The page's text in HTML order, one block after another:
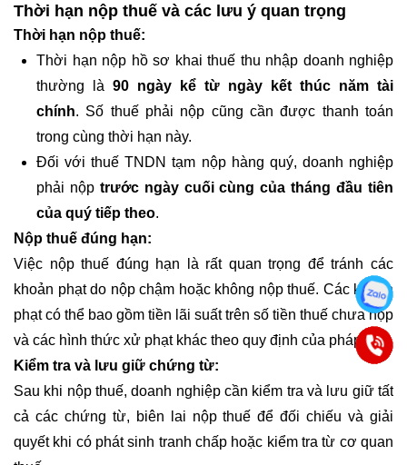
Thời hạn nộp thuế và các lưu ý quan trọng
Thời hạn nộp thuế:
Thời hạn nộp hồ sơ khai thuế thu nhập doanh nghiệp
thường là 90 ngày kể từ ngày kết thúc năm tài
chính. Số thuế phải nộp cũng cần được thanh toán
trong cùng thời hạn này.
Đối với thuế TNDN tạm nộp hàng quý, doanh nghiệp
phải nộp trước ngày cuối cùng của tháng đầu tiên
của quý tiếp theo.
Nộp thuế đúng hạn:
Việc nộp thuế đúng hạn là rất quan trọng để tránh các
khoản phạt do nộp chậm hoặc không nộp thuế. Các khoản
phạt có thể bao gồm tiền lãi suất trên số tiền thuế chưa nộp
và các hình thức xử phạt khác theo quy định của pháp luật.
Kiểm tra và lưu giữ chứng từ:
Sau khi nộp thuế, doanh nghiệp cần kiểm tra và lưu giữ tất
cả các chứng từ, biên lai nộp thuế để đối chiếu và giải
quyết khi có phát sinh tranh chấp hoặc kiểm tra từ cơ quan